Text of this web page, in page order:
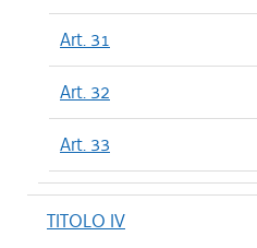
Art. 31
Art. 32
Art. 33
TITOLO IV